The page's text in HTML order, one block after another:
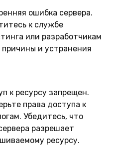
ошибка сервера.
к службе
или разработчикам
и устранения
к ресурсу запрещен.
права доступа к
Убедитесь, что
разрешает
ресурсу.